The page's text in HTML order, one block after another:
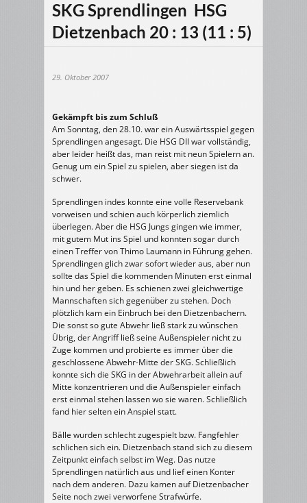
SKG Sprendlingen  HSG
Dietzenbach 20 : 13 (11 : 5)
29. Oktober 2007
Gekämpft bis zum Schluß
Am Sonntag, den 28.10. war ein Auswärtsspiel gegen
Sprendlingen angesagt. Die HSG DII war vollständig,
aber leider heißt das, man reist mit neun Spielern an.
Genug um ein Spiel zu spielen, aber siegen ist da
schwer.
Sprendlingen indes konnte eine volle Reservebank
vorweisen und schien auch körperlich ziemlich
überlegen. Aber die HSG Jungs gingen wie immer,
mit gutem Mut ins Spiel und konnten sogar durch
einen Treffer von Thimo Laumann in Führung gehen.
Sprendlingen glich zwar sofort wieder aus, aber nun
sollte das Spiel die kommenden Minuten erst einmal
hin und her geben. Es schienen zwei gleichwertige
Mannschaften sich gegenüber zu stehen. Doch
plötzlich kam ein Einbruch bei den Dietzenbachern.
Die sonst so gute Abwehr ließ stark zu wünschen
Übrig, der Angriff ließ seine Außenspieler nicht zu
Zuge kommen und probierte es immer über die
geschlossene Abwehr-Mitte der SKG. Schließlich
konnte sich die SKG in der Abwehrarbeit allein auf
Mitte konzentrieren und die Außenspieler einfach
erst einmal stehen lassen wo sie waren. Schließlich
fand hier selten ein Anspiel statt.
Bälle wurden schlecht zugespielt bzw. Fangfehler
schlichen sich ein. Dietzenbach stand sich zu diesem
Zeitpunkt einfach selbst im Weg. Das nutze
Sprendlingen natürlich aus und lief einen Konter
nach dem anderen. Dazu kamen auf Dietzenbacher
Seite noch zwei verworfene Strafwürfe.